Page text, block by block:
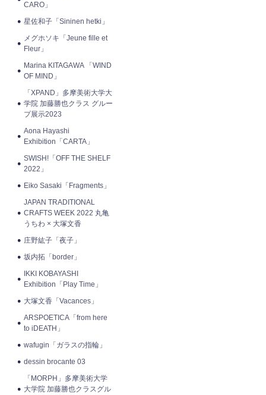
CARO」
星佐和子「Sininen hetki」
メグホソキ「Jeune fille et
Fleur」
Marina KITAGAWA 「WIND
OF MIND」
「XPAND」多摩美術大学大
学院 加藤勝也クラス グルー
プ展示2023
Aona Hayashi
Exhibition「CARTA」
SWISH!「OFF THE SHELF
2022」
Eiko Sasaki「Fragments」
JAPAN TRADITIONAL
CRAFTS WEEK 2022 丸亀
うちわ × 大塚文香
庄野紘子「夜子」
坂内拓「border」
IKKI KOBAYASHI
Exhibition「Play Time」
大塚文香「Vacances」
ARSPOETICA「from here
to iDEATH」
wafugin「ガラスの指輪」
dessin brocante 03
「MORPH」多摩美術大学
大学院 加藤勝也クラスグル